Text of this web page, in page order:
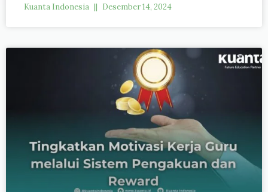
Kuanta Indonesia Desember 14, 2024